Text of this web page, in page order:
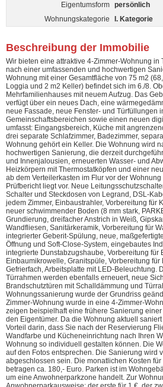
Eigentumsform persönlich
Wohnungskategorie
I. Kategorie
Beschreibung der Immobilie
Wir bieten eine attraktive 4-Zimmer-Wohnung in
nach einer umfassenden und hochwertigen
Wohnung mit einer Gesamtfläche von 75 m2
Loggia und 2 m2 Keller) befindet sich im 6./8.
Mehrfamilienhauses mit neuem Aufzug. Das
verfügt über ein neues Dach, eine
neue Fassade, neue Fenster- und Türfüllungen
Gemeinschaftsbereichen sowie einen neuen
umfasst: Eingangsbereich, Küche mit
drei separate Schlafzimmer, Badezimmer,
Wohnung gehört ein Keller. Die Wohnung wird
hochwertigen Sanierung, die derzeit
und Innenjalousien, erneuerten Wasser- und
Heizkörpern mit Thermostatköpfen und einer
ab dem Verteilerkasten im Flur vor der
Prüfbericht liegt vor. Neue
Schalter und Steckdosen von Legrand, DSL-
jedem Zimmer, Einbaustrahler, Vorbereitung für
neuer schwimmender Boden (8 mm stark,
Grundierung, dreifacher Anstrich in Weiß,
Wandfliesen, Sanitärkeramik, Vorbereitung für
integrierter Geberit-Spülung, neue,
Öffnung und Soft-Close-System, eingebautes
integrierte Dunstabzugshaube, Vorbereitung für
Einbaumikrowelle, Granitspüle, Vorbereitung
Gefrierfach, Arbeitsplatte mit LED-Beleuchtung.
Türrahmen werden ebenfalls erneuert, neue
Brandschutztüren mit Schalldämmung und
Wohnungssanierung wurde der Grundriss
Zimmer-Wohnung wurde in eine 4-Zimmer-
zeigen beispielhaft eine frühere Sanierung
den Eigentümer. Da die Wohnung aktuell
Vorteil darin, dass Sie nach der Reservierung
Wandfarbe und Kücheneinrichtung nach Ihren
Wohnung so individuell gestalten können. Die
auf den Fotos entsprechen. Die Sanierung wird
abgeschlossen sein. Die monatlichen Kosten
betragen ca. 180,- Euro. Parken ist im
um eine Anwohnerparkzone handelt. Zur